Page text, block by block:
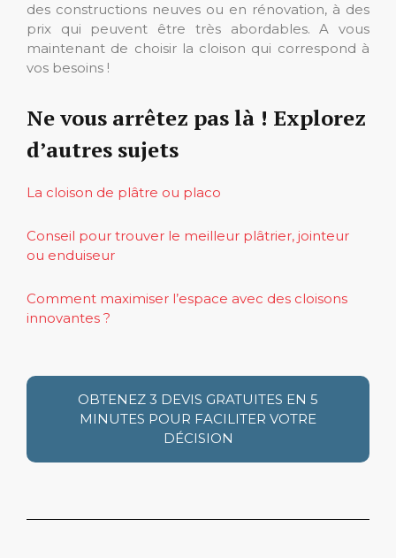
des constructions neuves ou en rénovation, à des
prix qui peuvent être très abordables. A vous
maintenant de choisir la cloison qui correspond à
vos besoins !
Ne vous arrêtez pas là ! Explorez
d’autres sujets
La cloison de plâtre ou placo
Conseil pour trouver le meilleur plâtrier, jointeur
ou enduiseur
Comment maximiser l’espace avec des cloisons
innovantes ?
OBTENEZ 3 DEVIS GRATUITES EN 5
MINUTES POUR FACILITER VOTRE
DÉCISION